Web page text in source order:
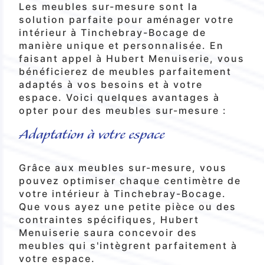
Les meubles sur-mesure sont la
solution parfaite pour aménager votre
intérieur à Tinchebray-Bocage de
manière unique et personnalisée. En
faisant appel à Hubert Menuiserie, vous
bénéficierez de meubles parfaitement
adaptés à vos besoins et à votre
espace. Voici quelques avantages à
opter pour des meubles sur-mesure :
Adaptation à votre espace
Grâce aux meubles sur-mesure, vous
pouvez optimiser chaque centimètre de
votre intérieur à Tinchebray-Bocage.
Que vous ayez une petite pièce ou des
contraintes spécifiques, Hubert
Menuiserie saura concevoir des
meubles qui s'intègrent parfaitement à
votre espace.